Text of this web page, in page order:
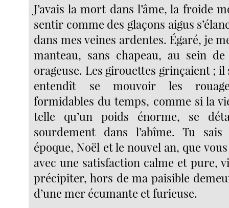
J’avais la mort dans l’âme, la froide
sentir comme des glaçons aigus
dans mes veines ardentes. Égaré, je
manteau, sans chapeau, au sein
orageuse. Les girouettes grinçaient ; il
entendît se mouvoir les
formidables du temps, comme si la
telle qu’un poids énorme, se
sourdement dans l’abîme. Tu
époque, Noël et le nouvel an, que
avec une satisfaction calme et pure,
précipiter, hors de ma paisible
d’une mer écumante et furieuse.